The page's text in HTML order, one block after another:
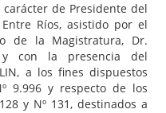
de Presidente del
Ríos, asistido por el
de la Magistratura, Dr.
y con la presencia del
a los fines dispuestos
9.996 y respecto de los
y Nº 131, destinados a